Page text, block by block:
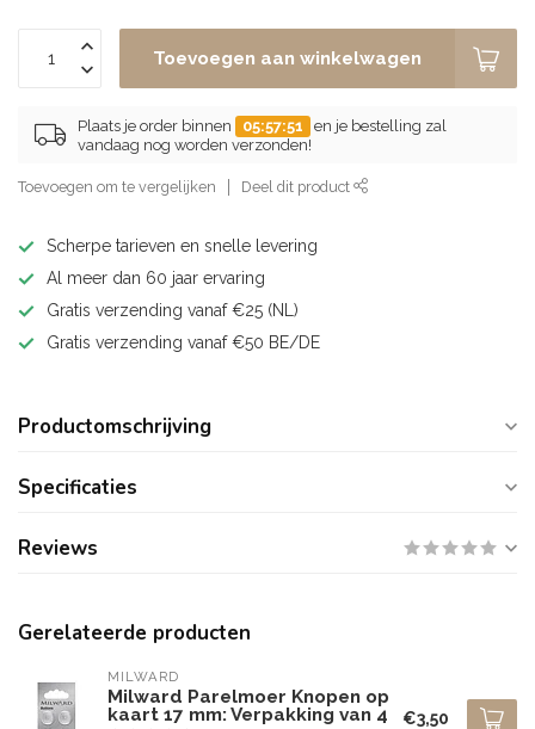
Toevoegen aan winkelwagen
Plaats je order binnen 05:57:50
en je bestelling zal
vandaag nog worden verzonden!
Toevoegen om te vergelijken Deel dit product
Scherpe tarieven en snelle levering
Al meer dan 60 jaar ervaring
Gratis verzending vanaf €25 (NL)
Gratis verzending vanaf €50 BE/DE
Productomschrijving
Specificaties
Reviews
Gerelateerde producten
MILWARD
Milward Parelmoer Knopen op
kaart 17 mm: Verpakking van 4
€3,50